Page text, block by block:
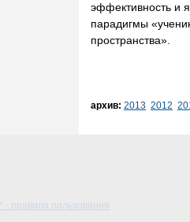
эффективность и
парадигмы
пространства».
архив: 2013 2012
* - правила пользования